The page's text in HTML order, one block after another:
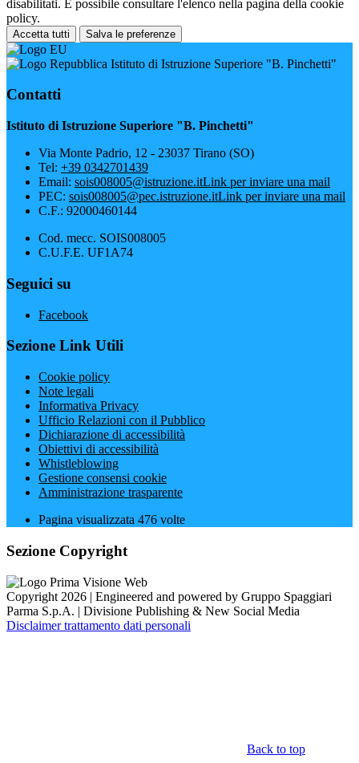
disabilitati. È possibile consultare l'elenco nella pagina della cookie
policy.
Accetta tutti Salva le preferenze
Istituto di Istruzione Superiore "B. Pinchetti"
Contatti
Istituto di Istruzione Superiore "B. Pinchetti"
Via Monte Padrio, 12 - 23037 Tirano (SO)
Tel: +39 0342701439
Email: sois008005@istruzione.itLink per inviare una mail
PEC: sois008005@pec.istruzione.itLink per inviare una mail
C.F.: 92000460144
Cod. mecc. SOIS008005
C.U.F.E. UF1A74
Seguici su
Facebook
Sezione Link Utili
Cookie policy
Note legali
Informativa Privacy
Ufficio Relazioni con il Pubblico
Dichiarazione di accessibilità
Obiettivi di accessibilità
Whistleblowing
Gestione consensi cookie
Amministrazione trasparente
Pagina visualizzata 476 volte
Sezione Copyright
Copyright 2026 | Engineered and powered by Gruppo Spaggiari
Parma S.p.A. | Divisione Publishing & New Social Media
Disclaimer trattamento dati personali
Back to top